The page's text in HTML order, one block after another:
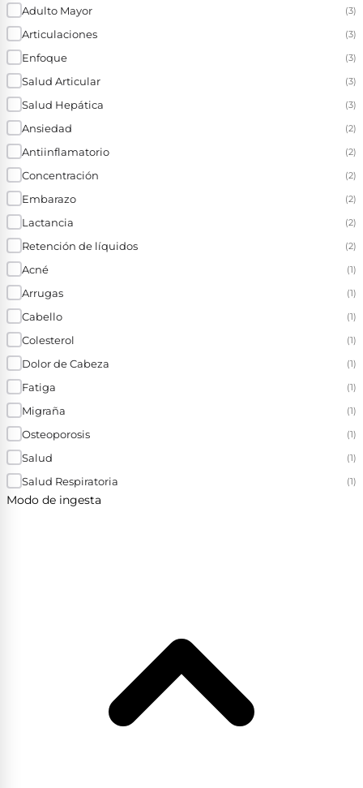
Adulto Mayor (3)
Articulaciones (3)
Enfoque (3)
Salud Articular (3)
Salud Hepática (3)
Ansiedad (2)
Antiinflamatorio (2)
Concentración (2)
Embarazo (2)
Lactancia (2)
Retención de líquidos (2)
Acné (1)
Arrugas (1)
Cabello (1)
Colesterol (1)
Dolor de Cabeza (1)
Fatiga (1)
Migraña (1)
Osteoporosis (1)
Salud (1)
Salud Respiratoria (1)
Modo de ingesta